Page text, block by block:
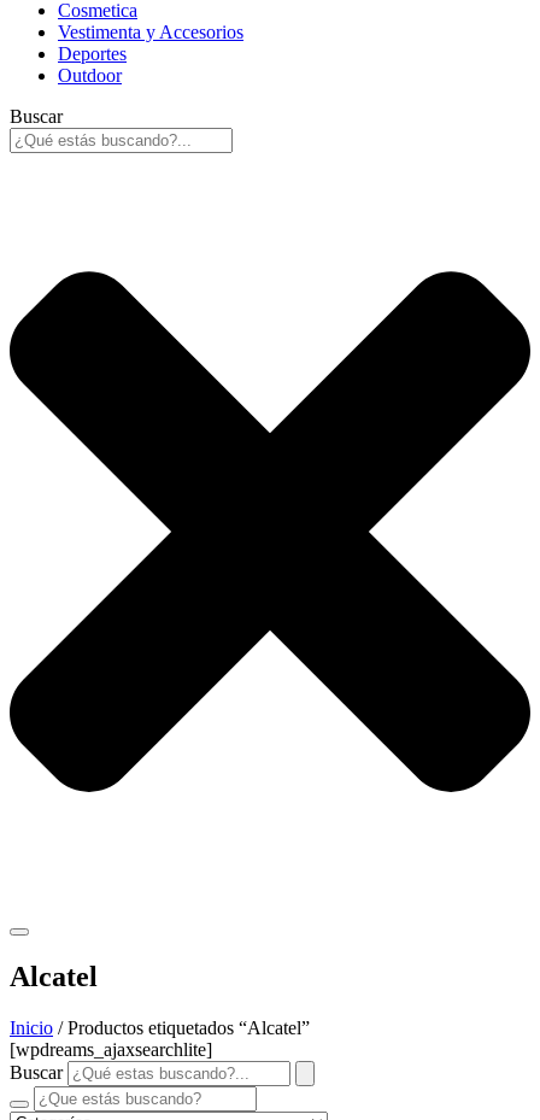
Cosmetica
Vestimenta y Accesorios
Deportes
Outdoor
Buscar
Alcatel
Inicio / Productos etiquetados “Alcatel”
[wpdreams_ajaxsearchlite]
Buscar